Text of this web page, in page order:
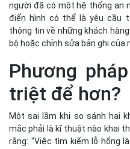
người đã có một hệ thống an
điển hình có thể là yêu cầu
thông tin về những khách
bộ hoặc chỉnh sửa bản ghi của
Phương
triệt để hơn?
Một sai lầm khi so sánh hai
mắc phải là kĩ thuật nào khai
rằng: "Việc tìm kiếm lỗ hổng